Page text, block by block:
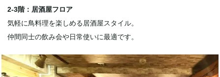
2-3階：居酒屋フロア
気軽に鳥料理を楽しめる居酒屋スタイル。
仲間同士の飲み会や日常使いに最適です。